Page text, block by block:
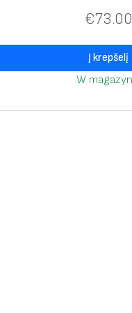
€73.00
Į krepšelį
W